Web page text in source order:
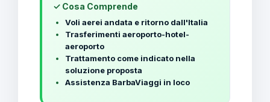
✓ Cosa Comprende
Voli aerei andata e ritorno dall'Italia
Trasferimenti aeroporto-hotel-
aeroporto
Trattamento come indicato nella
soluzione proposta
Assistenza BarbaViaggi in loco